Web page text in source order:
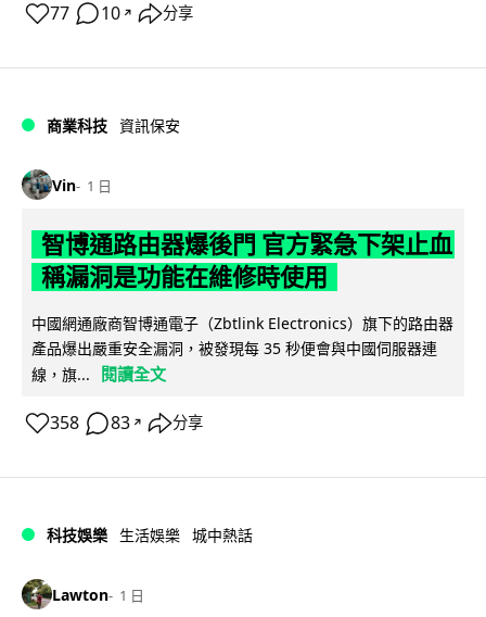
77 10 ↗ 分享
商業科技 資訊保安
Vin 1 日
智博通路由器爆後門 官方緊急下架止血
稱漏洞是功能在維修時使用
中國網通廠商智博通電子（Zbtlink Electronics）旗下的路由器
產品爆出嚴重安全漏洞，被發現每 35 秒便會與中國伺服器連
線，旗...
閱讀全文
358 83 ↗ 分享
科技娛樂 生活娛樂 城中熱話
Lawton 1 日